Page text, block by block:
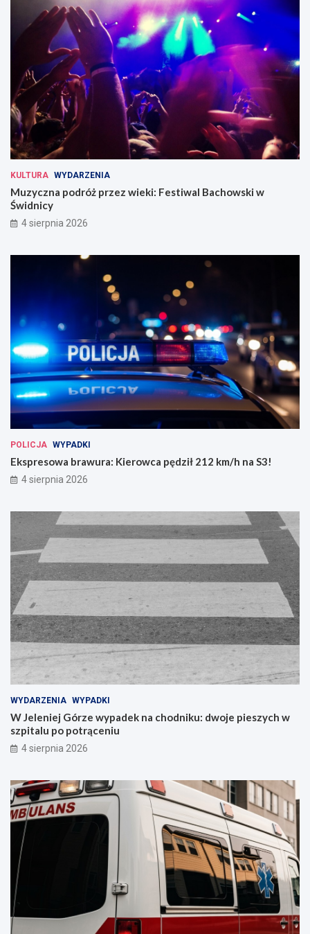
KULTURA WYDARZENIA
Muzyczna podróż przez wieki: Festiwal Bachowski w
Świdnicy
4 sierpnia 2026
POLICJA WYPADKI
Ekspresowa brawura: Kierowca pędził 212 km/h na S3!
4 sierpnia 2026
WYDARZENIA WYPADKI
W Jeleniej Górze wypadek na chodniku: dwoje pieszych w
szpitalu po potrąceniu
4 sierpnia 2026